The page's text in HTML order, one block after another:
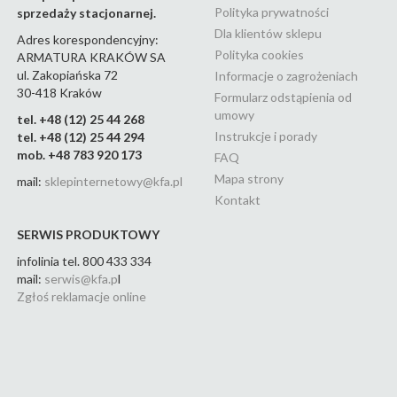
malaga black
malaga brushed gold
malaga brushed rose gold
(22)
malaga gun metal grey
(22)
malaga white
medico new (5)
mokait black
mokait chrom
sprzedaży stacjonarnej.
Adres korespondencyjny:
ARMATURA KRAKÓW SA
ul. Zakopiańska 72
30-418 Kraków
tel. +48 (12) 25 44 268
tel. +48 (12) 25 44 294
mob. +48 783 920 173
mail: sklepinternetowy@kfa.pl
SERWIS PRODUKTOWY
infolinia tel. 800 433 334
mail: serwis@kfa.pl
Zgłoś reklamacje online
Polityka prywatności
Dla klientów sklepu
Polityka cookies
Informacje o zagrożeniach
Formularz odstąpienia od
umowy
Instrukcje i porady
FAQ
Mapa strony
Kontakt